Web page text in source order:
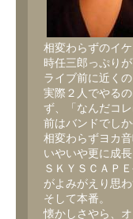
相変わらずのイケ
時任三郎っぷり
ライブ前に近く
実際２人でやる
ず、「なんだコ
前はバンドでし
相変わらずヨカ音
いやいや更に成長
ＳＫＹＳＣＡＰ
がよみがえり思わ
そして本番。
懐かしさやら、